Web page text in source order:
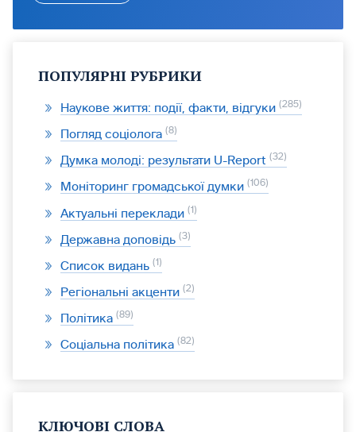
ПОПУЛЯРНІ РУБРИКИ
Наукове життя: події, факти, відгуки 285
Погляд соціолога 8
Думка молоді: результати U-Report 32
Моніторинг громадської думки 106
Актуальні переклади 1
Державна доповідь 3
Список видань 1
Регіональні акценти 2
Політика 89
Соціальна політика 82
КЛЮЧОВІ СЛОВА